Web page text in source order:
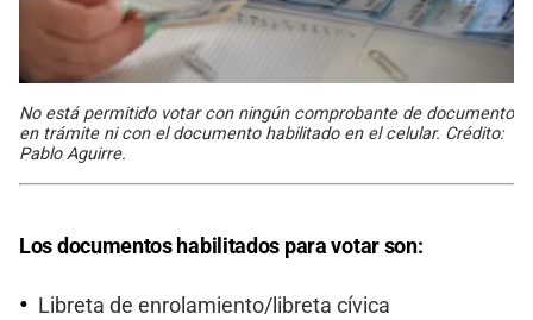
No está permitido votar con ningún comprobante de documento
en trámite ni con el documento habilitado en el celular. Crédito:
Pablo Aguirre.
Los documentos habilitados para votar son:
Libreta de enrolamiento/libreta cívica